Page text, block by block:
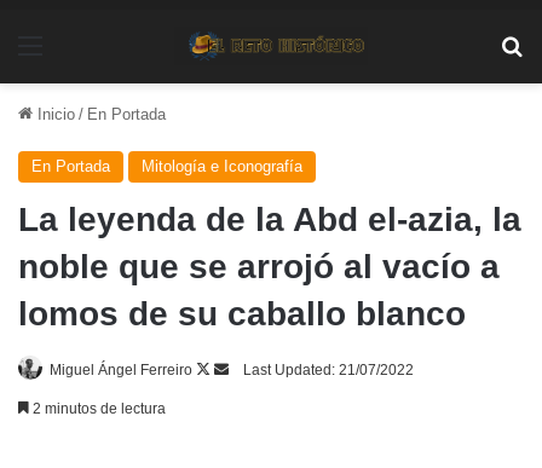
Inicio / En Portada
En Portada Mitología e Iconografía
La leyenda de la Abd el-azia, la
noble que se arrojó al vacío a
lomos de su caballo blanco
Miguel Ángel Ferreiro
Follow
SendLast Updated: 21/07/2022
2 minutos de lectura